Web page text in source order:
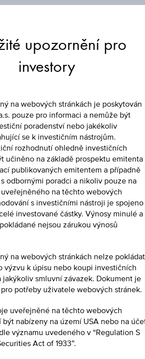
CERTIFIKÁT
%
USA
4
informace jsou určeny čistě pro
produkt ve svém portfoliu. Tyto údaje
cenných papírů.
upozornění pro
investory
na webových stránkách je poskytován
pouze pro informaci a nemůže být
poradenství nebo jakékoliv
se k investičním nástrojům.
rozhodnutí ohledně investičních
učiněno na základě prospektu emitenta
publikovaných emitentem a případně
odbornými poradci a nikoliv pouze na
na těchto webových
s investičními nástroji je spojeno
investované částky. Výnosy minulé a
nejsou zárukou výnosů
na webových stránkách nelze pokládat
výzvu k úpisu nebo koupi investičních
jakýkoliv smluvní závazek. Dokument je
potřeby uživatele webových stránek.
uveřejněné na těchto webových
být nabízeny na území USA nebo na
významu uvedeného v “Regulation S
Act of 1933”.